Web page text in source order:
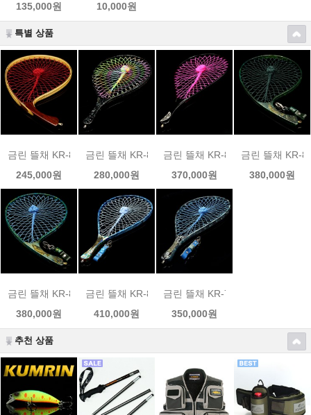
135,000원
10,000원
특별 상품
금린 뜰채 KR-816 수제 랜딩넷
245,000원
금린 뜰채 KR-812 수제 랜딩넷
280,000원
금린 뜰채 KR-811 수제 랜딩넷
370,000원
금린 뜰채 KR-
380,000원
금린 뜰채 KR-804 수제 랜딩넷 넷홀더 세트
380,000원
금린 뜰채 KR-801 수제 랜딩넷 넷홀더 세트
410,000원
금린 뜰채 KR-782 수제 랜딩넷넷
350,000원
추천 상품